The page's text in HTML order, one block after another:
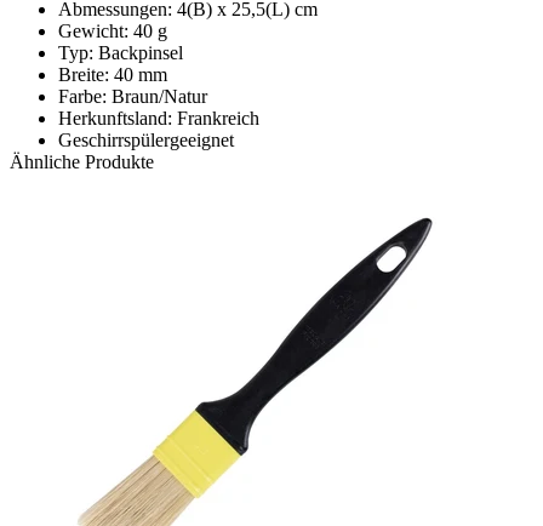
Abmessungen: 4(B) x 25,5(L) cm
Gewicht: 40 g
Typ: Backpinsel
Breite: 40 mm
Farbe: Braun/Natur
Herkunftsland: Frankreich
Geschirrspülergeeignet
Ähnliche Produkte